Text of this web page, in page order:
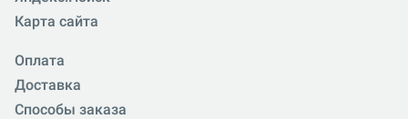
Карта сайта
Оплата
Доставка
Способы заказа